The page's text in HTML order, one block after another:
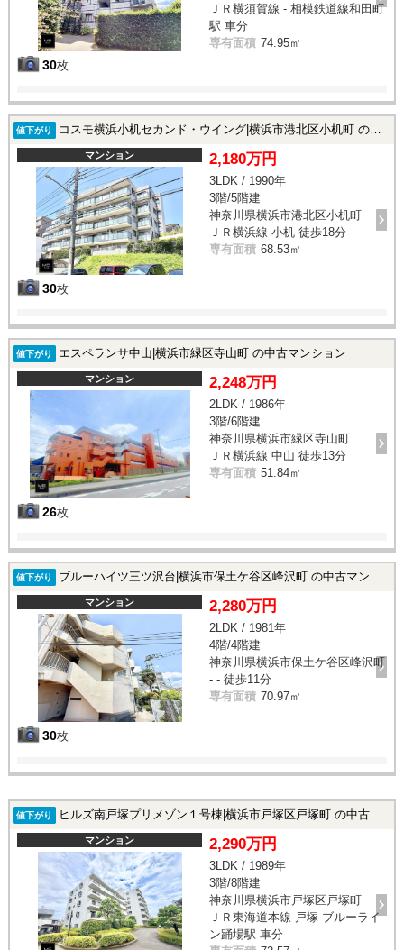
30枚
ＪＲ横須賀線 - 相模鉄道線和田町
駅 車分
専有面積 74.95㎡
値下がり コスモ横浜小机セカンド・ウイング|横浜市港北区小机町 の中古マンション
マンション
30枚
2,180万円
3LDK / 1990年
3階/5階建
神奈川県横浜市港北区小机町
ＪＲ横浜線 小机 徒歩18分
専有面積 68.53㎡
値下がり エスペランサ中山|横浜市緑区寺山町 の中古マンション
マンション
26枚
2,248万円
2LDK / 1986年
3階/6階建
神奈川県横浜市緑区寺山町
ＪＲ横浜線 中山 徒歩13分
専有面積 51.84㎡
値下がり ブルーハイツ三ツ沢台|横浜市保土ケ谷区峰沢町 の中古マンション
マンション
30枚
2,280万円
2LDK / 1981年
4階/4階建
神奈川県横浜市保土ケ谷区峰沢町
- - 徒歩11分
専有面積 70.97㎡
値下がり ヒルズ南戸塚プリメゾン１号棟|横浜市戸塚区戸塚町 の中古マンション
マンション 2,290万円
3LDK / 1989年
3階/8階建
神奈川県横浜市戸塚区戸塚町
ＪＲ東海道本線 戸塚 ブルーライ
ン踊場駅 車分